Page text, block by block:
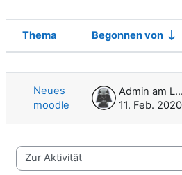
Status
Thema Begonnen von
Neues
moodle
Admin am Leo
11. Feb. 2020
Zur Aktivität